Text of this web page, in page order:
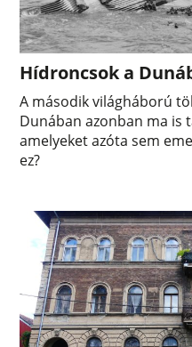
Hídroncsok a
A második világháború
Dunában azonban ma is
amelyeket azóta sem
ez?